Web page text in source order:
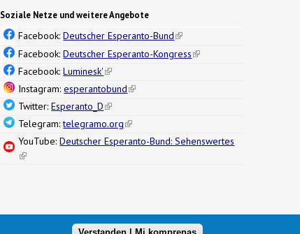
Soziale Netze und weitere Angebote
Facebook:Deutscher Esperanto-Bund(link is external)
Facebook:Deutscher Esperanto-Kongress(link is external)
Facebook:Luminesk'(link is external)
Instagram:esperantobund(link is external)
Twitter:Esperanto_D(link is external)
Telegram:telegramo.org(link is external)
YouTube:Deutscher Esperanto-Bund: Sehenswertes
(link is external)